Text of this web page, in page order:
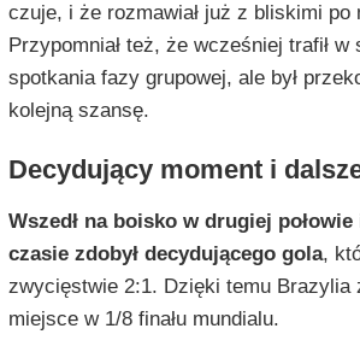
czuje, i że rozmawiał już z bliskimi po
Przypomniał też, że wcześniej trafił w
spotkania fazy grupowej, ale był
kolejną szansę.
Decydujący moment i
Wszedł na boisko w drugiej
czasie zdobył decydującego gola,
zwycięstwie 2:1. Dzięki temu Brazylia
miejsce w 1/8 finału mundialu.